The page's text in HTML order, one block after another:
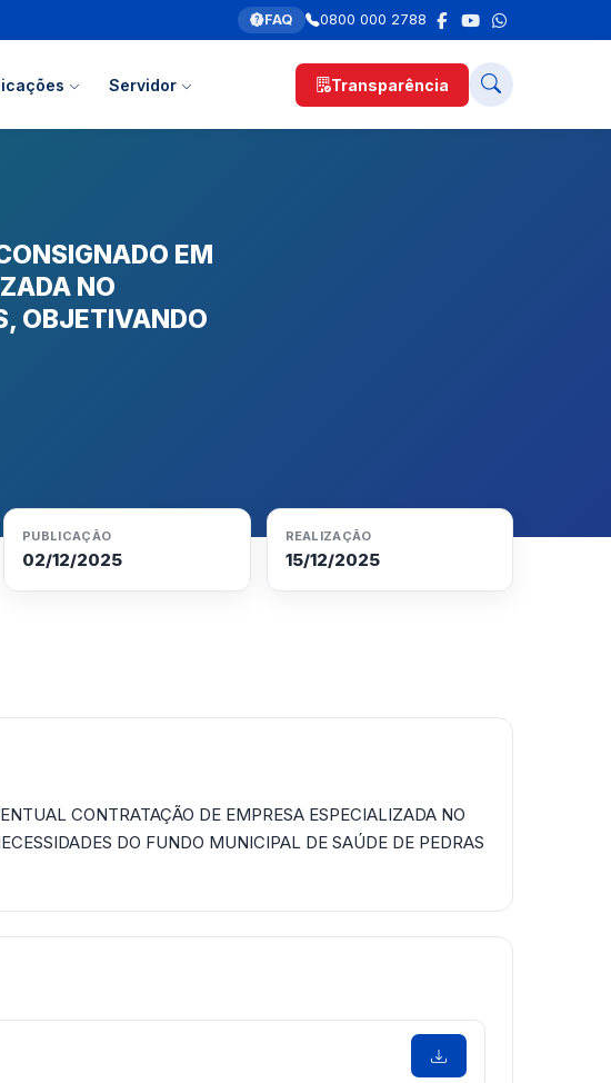
FAQ 0800 000 2788
Servidor Transparência
EM
NO
OBJETIVANDO
PUBLICAÇÃO
02/12/2025
REALIZAÇÃO
15/12/2025
CONTRATAÇÃO DE EMPRESA ESPECIALIZADA NO
DO FUNDO MUNICIPAL DE SAÚDE DE PEDRAS